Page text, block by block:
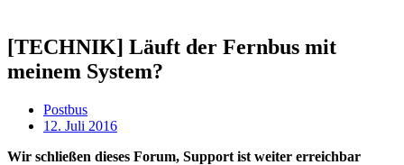
[TECHNIK] Läuft der Fernbus mit
meinem System?
Postbus
12. Juli 2016
Wir schließen dieses Forum, Support ist weiter erreichbar